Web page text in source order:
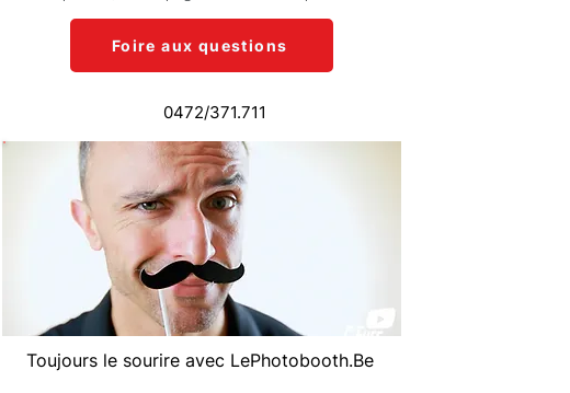
Foire aux questions
0472/371.711
Toujours le sourire avec LePhotobooth.Be